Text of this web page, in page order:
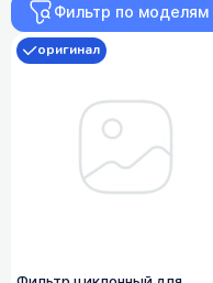
Фильтр по моделям
оригинал